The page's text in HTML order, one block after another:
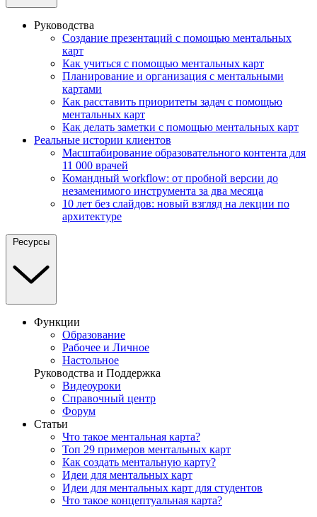
Руководства
Создание презентаций с помощью ментальных
карт
Как учиться с помощью ментальных карт
Планирование и организация с ментальными
картами
Как расставить приоритеты задач с помощью
ментальных карт
Как делать заметки с помощью ментальных карт
Реальные истории клиентов
Масштабирование образовательного контента для
11 000 врачей
Командный workflow: от пробной версии до
незаменимого инструмента за два месяца
10 лет без слайдов: новый взгляд на лекции по
архитектуре
Ресурсы
Функции
Образование
Рабочее и Личное
Настольное
Руководства и Поддержка
Видеоуроки
Справочный центр
Форум
Статьи
Что такое ментальная карта?
Топ 29 примеров ментальных карт
Как создать ментальную карту?
Идеи для ментальных карт
Идеи для ментальных карт для студентов
Что такое концептуальная карта?